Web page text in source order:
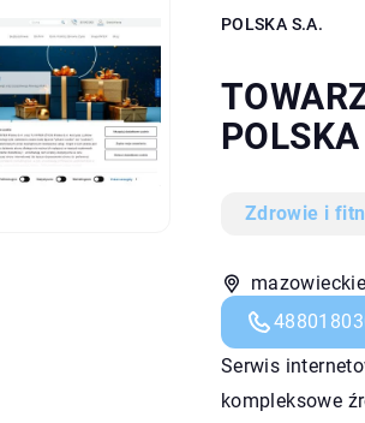
POLSKA S.A.
Zdrowie i
Serwis
kompleksowe